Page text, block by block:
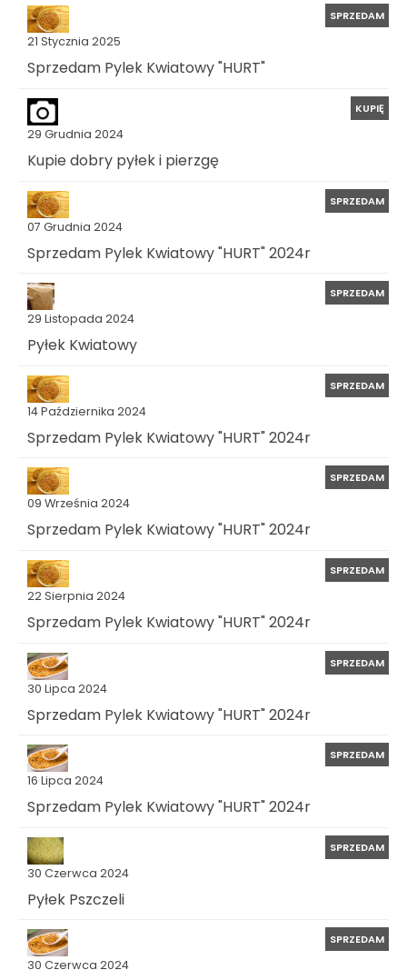
21 Stycznia 2025
SPRZEDAM
Sprzedam Pylek Kwiatowy "HURT"
29 Grudnia 2024
KUPIĘ
Kupie dobry pyłek i pierzgę
07 Grudnia 2024
SPRZEDAM
Sprzedam Pylek Kwiatowy "HURT" 2024r
29 Listopada 2024
SPRZEDAM
Pyłek Kwiatowy
14 Października 2024
SPRZEDAM
Sprzedam Pylek Kwiatowy "HURT" 2024r
09 Września 2024
SPRZEDAM
Sprzedam Pylek Kwiatowy "HURT" 2024r
22 Sierpnia 2024
SPRZEDAM
Sprzedam Pylek Kwiatowy "HURT" 2024r
30 Lipca 2024
SPRZEDAM
Sprzedam Pylek Kwiatowy "HURT" 2024r
16 Lipca 2024
SPRZEDAM
Sprzedam Pylek Kwiatowy "HURT" 2024r
30 Czerwca 2024
SPRZEDAM
Pyłek Pszczeli
30 Czerwca 2024
SPRZEDAM